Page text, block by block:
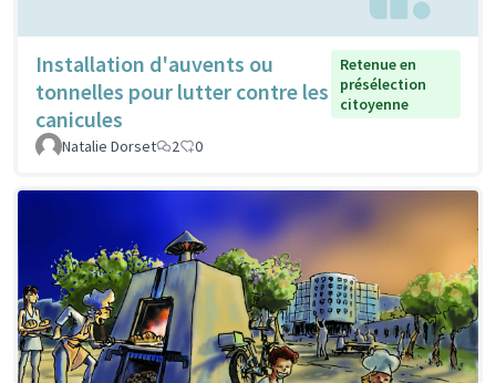
Installation d'auvents ou
tonnelles pour lutter contre les
canicules
Retenue en
présélection
citoyenne
Natalie Dorset 2 0